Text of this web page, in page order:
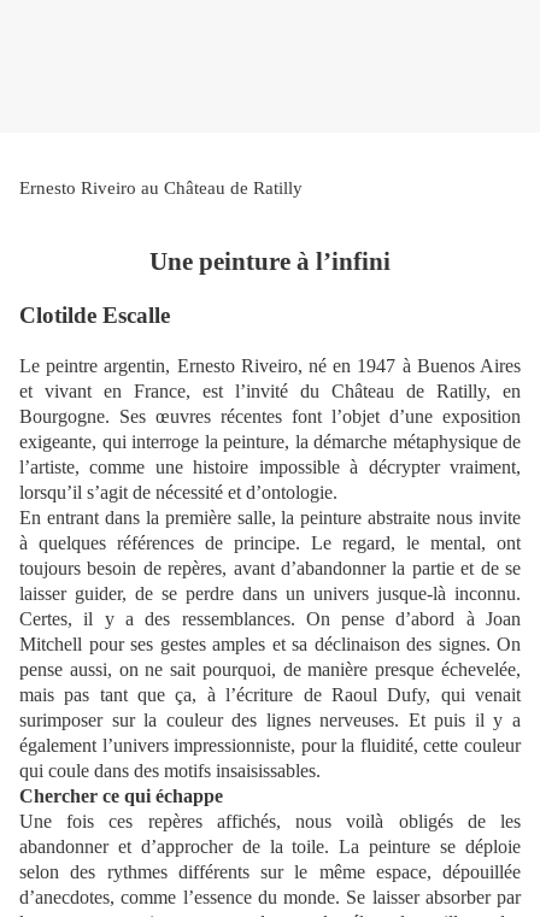
Ernesto Riveiro au Château de Ratilly
Une peinture à l’infini
Clotilde Escalle
Le peintre argentin, Ernesto Riveiro, né en 1947 à Buenos Aires
et vivant en France, est l’invité du Château de Ratilly, en
Bourgogne. Ses œuvres récentes font l’objet d’une exposition
exigeante, qui interroge la peinture, la démarche métaphysique de
l’artiste, comme une histoire impossible à décrypter vraiment,
lorsqu’il s’agit de nécessité et d’ontologie.
En entrant dans la première salle, la peinture abstraite nous invite
à quelques références de principe. Le regard, le mental, ont
toujours besoin de repères, avant d’abandonner la partie et de se
laisser guider, de se perdre dans un univers jusque-là inconnu.
Certes, il y a des ressemblances. On pense d’abord à Joan
Mitchell pour ses gestes amples et sa déclinaison des signes. On
pense aussi, on ne sait pourquoi, de manière presque échevelée,
mais pas tant que ça, à l’écriture de Raoul Dufy, qui venait
surimposer sur la couleur des lignes nerveuses. Et puis il y a
également l’univers impressionniste, pour la fluidité, cette couleur
qui coule dans des motifs insaisissables.
Chercher ce qui échappe
Une fois ces repères affichés, nous voilà obligés de les
abandonner et d’approcher de la toile. La peinture se déploie
selon des rythmes différents sur le même espace, dépouillée
d’anecdotes, comme l’essence du monde. Se laisser absorber par